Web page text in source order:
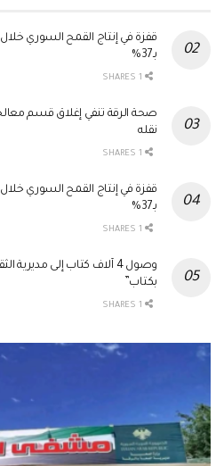
بـ37%
صحة الرقة تنفي إغلاق قسم
نقله
بـ37%
وصول 4 آلاف كتاب إلى
بكتاب”